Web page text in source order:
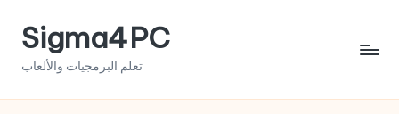
SkipSigma4PC
تعلم البرمجيات والألعاب